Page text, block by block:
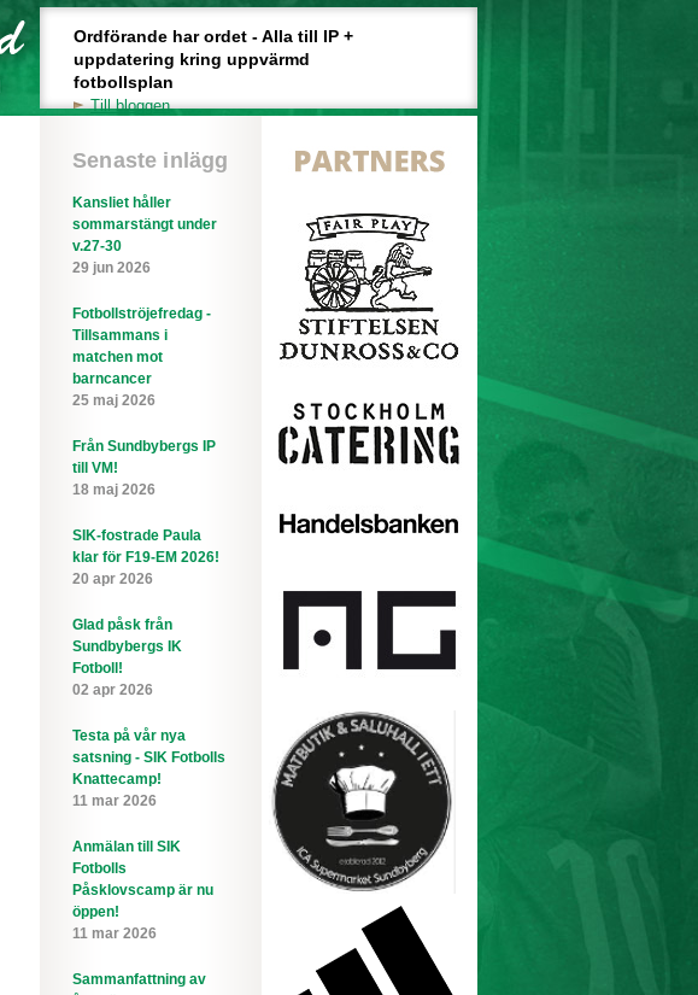
Ordförande har ordet - Alla till IP +
uppdatering kring uppvärmd
fotbollsplan
Till bloggen
Senaste inlägg
Kansliet håller
sommarstängt under
v.27-30
29 jun 2026
Fotbollströjefredag -
Tillsammans i
matchen mot
barncancer
25 maj 2026
Från Sundbybergs IP
till VM!
18 maj 2026
SIK-fostrade Paula
klar för F19-EM 2026!
20 apr 2026
Glad påsk från
Sundbybergs IK
Fotboll!
02 apr 2026
Testa på vår nya
satsning - SIK Fotbolls
Knattecamp!
11 mar 2026
Anmälan till SIK
Fotbolls
Påsklovscamp är nu
öppen!
11 mar 2026
Sammanfattning av